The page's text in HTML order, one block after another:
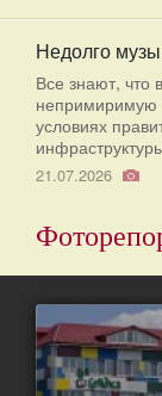
Недолго
Все знают, что
непримиримую
условиях
21.07.2026